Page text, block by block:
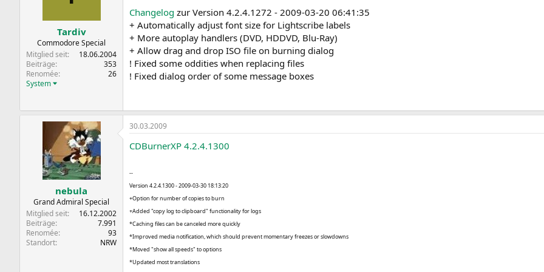
Tardiv
Commodore Special
Mitglied seit
18.06.2004
Beiträge
353
Renomée
26
System
Changelog zur Version 4.2.4.1272 - 2009-03-20 06:41:35
+ Automatically adjust font size for Lightscribe labels
+ More autoplay handlers (DVD, HDDVD, Blu-Ray)
+ Allow drag and drop ISO file on burning dialog
! Fixed some oddities when replacing files
! Fixed dialog order of some message boxes
nebula
Grand Admiral Special
Mitglied seit
16.12.2002
Beiträge
7.991
Renomée
93
Standort
NRW
30.03.2009
CDBurnerXP 4.2.4.1300
--
Version 4.2.4.1300 - 2009-03-30 18:13:20
+Option for number of copies to burn
+Added "copy log to clipboard" functionality for logs
*Caching files can be canceled more quickly
*Improved media notification, which should prevent momentary freezes or slowdowns
*Moved "show all speeds" to options
*Updated most translations